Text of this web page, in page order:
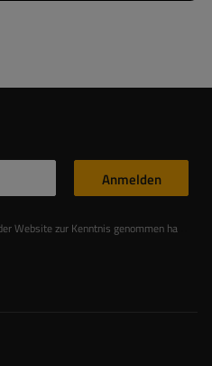
Website zur Kenntnis genommen habe
Anmelden